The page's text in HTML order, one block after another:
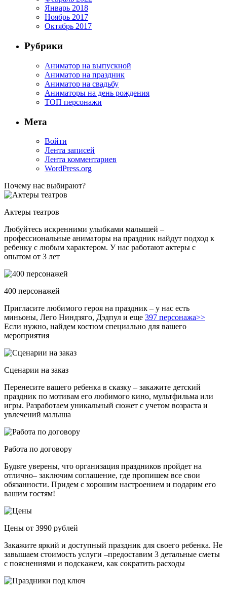
Январь 2018
Ноябрь 2017
Октябрь 2017
Рубрики
Аниматор на выпускной
Аниматор на праздник
Аниматор на свадьбу
Аниматоры на день рождения
ТОП персонажи
Мета
Войти
Лента записей
Лента комментариев
WordPress.org
Почему нас выбирают?
Актеры театров
Любуйтесь искренними улыбками малышей –
профессиональные аниматоры на праздник найдут подход к
ребенку с любым характером. У нас работают актеры с
опытом от 3 лет
400 персонажей
Пригласите любимого героя на праздник – у нас есть
миньоны, Лего Ниндзяго, Дэдпул и еще 397 персонажа>>
Если нужно, найдем костюм специально для вашего
мероприятия
Сценарии на заказ
Перенесите вашего ребенка в сказку – закажите детский
праздник по мотивам его любимого кино, мультфильма или
игры. Разработаем уникальный сюжет с учетом возраста и
увлечений малыша
Работа по договору
Будьте уверены, что организация праздников пройдет на
отлично– заключим соглашение, где пропишем все свои
обязанности. Придем с хорошим настроением и подарим его
вашим гостям!
Цены от 3990 рублей
Закажите яркий и доступный праздник для своего ребенка. Не
завышаем стоимость услуги –предоставим 3 детальные сметы
с пояснениями и подскажем, как сократить расходы